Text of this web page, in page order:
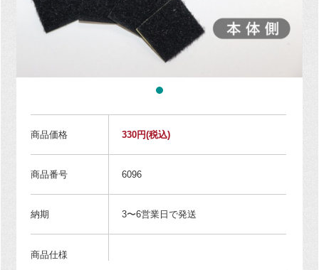
商品価格 330円(税込)
商品番号 6096
納期 3〜6営業日で発送
商品仕様